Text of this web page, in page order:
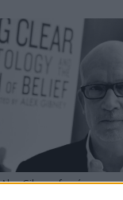
Alex Gibney, forrás: